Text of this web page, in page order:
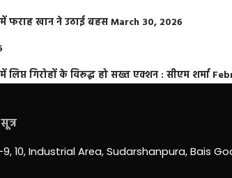
फराह खान ने उठाई बहसMarch 30, 2026
गिरोहों के विरूद्ध हो सख्त एक्शन : सीएम शर्मा
10, Industrial Area, Sudarshanpura, Bais